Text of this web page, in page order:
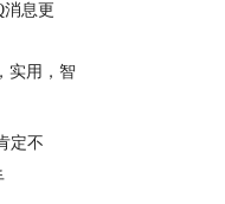
消息更
实用，智
定不